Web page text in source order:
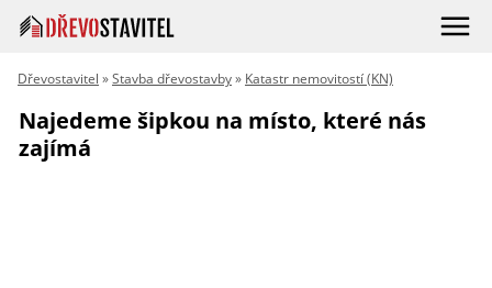
Dřevostavitel »Stavba dřevostavby» Katastr nemovitostí (KN)
Najedeme šipkou na místo, které nás
zajímá